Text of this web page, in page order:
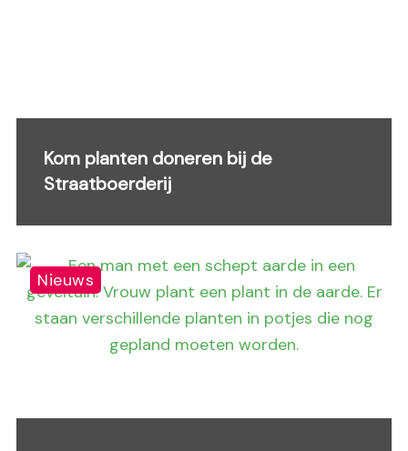
Kom planten doneren bij de
Straatboerderij
Nieuws